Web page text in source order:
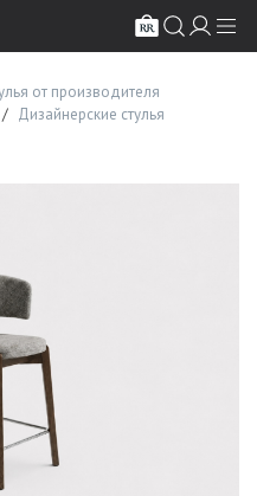
от производителя
Дизайнерские стулья